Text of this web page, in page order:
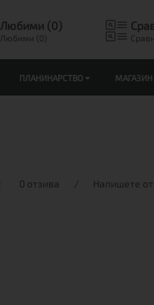
Любими (0)
Любими (0)
ПЛАНИНАРСТВО МАГАЗИН
0 отзива / Напишете